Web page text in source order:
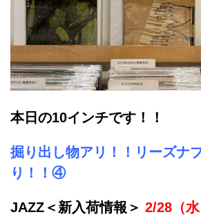
本日の10インチです！！
掘り出し物アリ！！リーズナ
り！！④
JAZZ＜新入荷情報＞ 2/28（